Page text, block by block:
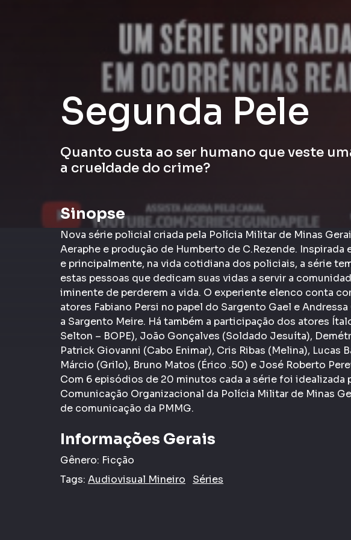
Segunda Pele
Quanto custa ao ser humano que veste
a crueldade do crime?
Sinopse
Nova série policial criada pela Polícia Militar de Minas
Aeraphe e produção de Humberto de C.Rezende. Inspirada
e principalmente, na vida cotidiana dos policiais, a série
estas pessoas que dedicam suas vidas a servir a
iminente de perderem a vida. O experiente elenco conta
atores Fabiano Persi no papel do Sargento Gael e
a Sargento Meire. Há também a participação dos atores
Selton – BOPE), João Gonçalves (Soldado Jesuíta),
Patrick Giovanni (Cabo Enimar), Cris Ribas (Melina), Lucas
Márcio (Grilo), Bruno Matos (Érico .50) e José Roberto
Com 6 episódios de 20 minutos cada a série foi idealizada
Comunicação Organizacional da Polícia Militar de Minas
de comunicação da PMMG.
Informações Gerais
Gênero: Ficção
Tags: Audiovisual Mineiro Séries